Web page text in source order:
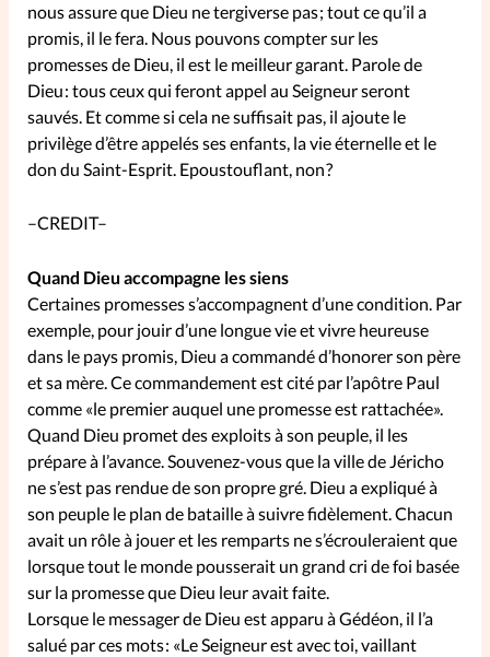
Si(x) simple de...
SpirituElles
Vive la famille
SpirituElles devient Relations
Aujourd’hui!
Faire un don
La Boutique
La Pause SpirituElles - toutes les
éditions
À propos
La rédaction
Mon compte
nous assure que Dieu ne tergiverse pas ; tout ce qu’il a
promis, il le fera. Nous pouvons compter sur les
promesses de Dieu, il est le meilleur garant. Parole de
Dieu : tous ceux qui feront appel au Seigneur seront
sauvés. Et comme si cela ne suffisait pas, il ajoute le
privilège d’être appelés ses enfants, la vie éternelle et le
don du Saint-Esprit. Epoustouflant, non ?
–CREDIT–
Quand Dieu accompagne les siens
Certaines promesses s’accompagnent d’une condition. Par
exemple, pour jouir d’une longue vie et vivre heureuse
dans le pays promis, Dieu a commandé d’honorer son père
et sa mère. Ce commandement est cité par l’apôtre Paul
comme «le premier auquel une promesse est rattachée».
Quand Dieu promet des exploits à son peuple, il les
prépare à l’avance. Souvenez-vous que la ville de Jéricho
ne s’est pas rendue de son propre gré. Dieu a expliqué à
son peuple le plan de bataille à suivre fidèlement. Chacun
avait un rôle à jouer et les remparts ne s’écrouleraient que
lorsque tout le monde pousserait un grand cri de foi basée
sur la promesse que Dieu leur avait faite.
Lorsque le messager de Dieu est apparu à Gédéon, il l’a
salué par ces mots : «Le Seigneur est avec toi, vaillant